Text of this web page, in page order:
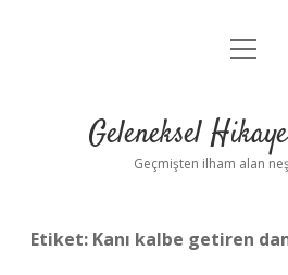
Anasayfa
Yasal Uyarı
menüyü
Geleneksel
Geçmişten ilham alan
Etiket: Kanı kalbe getiren